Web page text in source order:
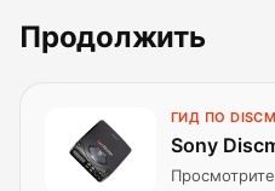
Продолжить
ГИД ПО
Sony